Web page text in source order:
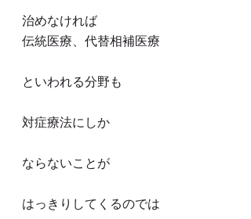
治めなければ
伝統医療、代替相補医療
といわれる分野も
対症療法にしか
ならないことが
はっきりしてくるのでは